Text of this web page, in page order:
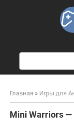
Главная » Игры для
Mini Warriors —